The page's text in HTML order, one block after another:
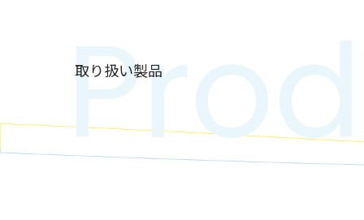
取り扱い製品